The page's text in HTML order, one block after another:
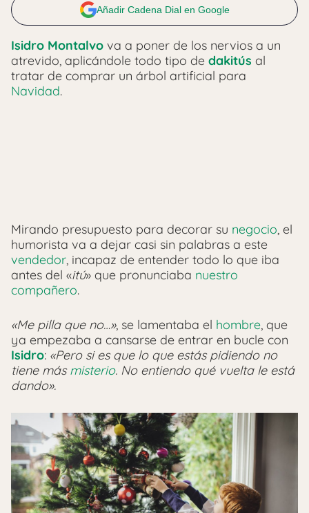
Añadir Cadena Dial en Google
Isidro Montalvo va a poner de los nervios a un
atrevido, aplicándole todo tipo de dakitús al
tratar de comprar un árbol artificial para
Navidad.
Mirando presupuesto para decorar su negocio, el
humorista va a dejar casi sin palabras a este
vendedor, incapaz de entender todo lo que iba
antes del «itú» que pronunciaba nuestro
compañero.
«Me pilla que no…», se lamentaba el hombre, que
ya empezaba a cansarse de entrar en bucle con
Isidro: «Pero si es que lo que estás pidiendo no
tiene másmisterio. No entiendo qué vuelta le está
dando».